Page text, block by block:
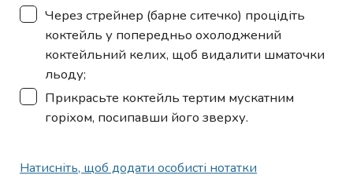
▢
Через стрейнер (барне ситечко) процідіть
коктейль у попередньо охолоджений
коктейльний келих, щоб видалити шматочки
льоду;
▢
Прикрасьте коктейль тертим мускатним
горіхом, посипавши його зверху.
Натисніть, щоб додати особисті нотатки